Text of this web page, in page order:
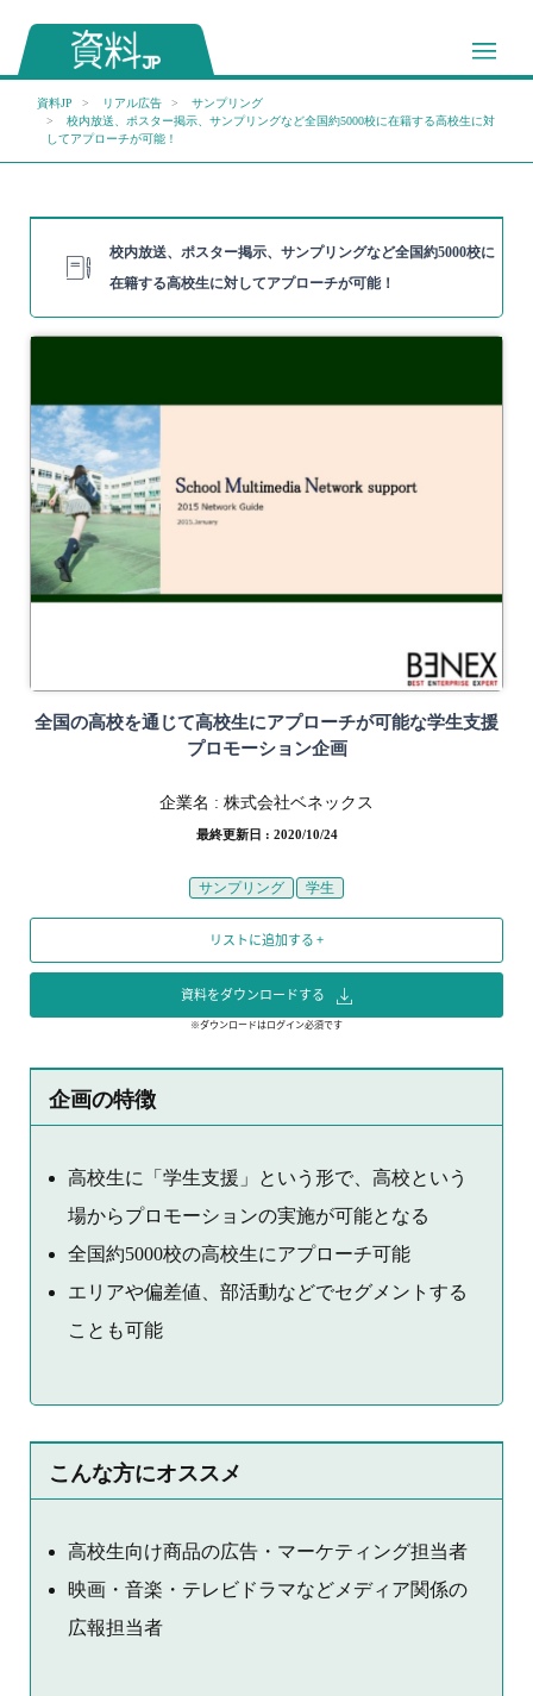
資料JP リアル広告
サンプリング
校内放送、ポスター掲示、サンプリングなど全国約5000校に在籍する高校生に対
してアプローチが可能！
校内放送、ポスター掲示、サンプリングなど全国約5000校に
在籍する高校生に対してアプローチが可能！
全国の高校を通じて高校生にアプローチが可能な学生支援
プロモーション企画
企業名 : 株式会社ベネックス
最終更新日 : 2020/10/24
サンプリング 学生
リストに追加する +
資料をダウンロードする
※ダウンロードはログイン必須です
企画の特徴
高校生に「学生支援」という形で、高校という
場からプロモーションの実施が可能となる
全国約5000校の高校生にアプローチ可能
エリアや偏差値、部活動などでセグメントする
ことも可能
こんな方にオススメ
高校生向け商品の広告・マーケティング担当者
映画・音楽・テレビドラマなどメディア関係の
広報担当者